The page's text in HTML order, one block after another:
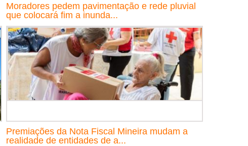
Moradores pedem pavimentação e rede pluvial
que colocará fim a inunda...
Premiações da Nota Fiscal Mineira mudam a
realidade de entidades de a...